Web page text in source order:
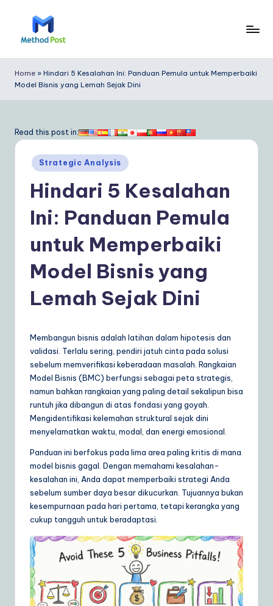
e
t
o
In
si
Y
o
D
ai
ly
G
ui
Home » Hindari 5 Kesalahan Ini: Panduan Pemula untuk Memperbaiki
Model Bisnis yang Lemah Sejak Dini
Read this post in:
Posted
in
Strategic Analysis
Hindari 5 Kesalahan
Ini: Panduan Pemula
untuk Memperbaiki
Model Bisnis yang
Lemah Sejak Dini
Membangun bisnis adalah latihan dalam hipotesis dan
validasi. Terlalu sering, pendiri jatuh cinta pada solusi
sebelum memverifikasi keberadaan masalah. Rangkaian
Model Bisnis (BMC) berfungsi sebagai peta strategis,
namun bahkan rangkaian yang paling detail sekalipun bisa
runtuh jika dibangun di atas fondasi yang goyah.
Mengidentifikasi kelemahan struktural sejak dini
menyelamatkan waktu, modal, dan energi emosional.
Panduan ini berfokus pada lima area paling kritis di mana
model bisnis gagal. Dengan memahami kesalahan-
kesalahan ini, Anda dapat memperbaiki strategi Anda
sebelum sumber daya besar dikucurkan. Tujuannya bukan
kesempurnaan pada hari pertama, tetapi kerangka yang
cukup tangguh untuk beradaptasi.